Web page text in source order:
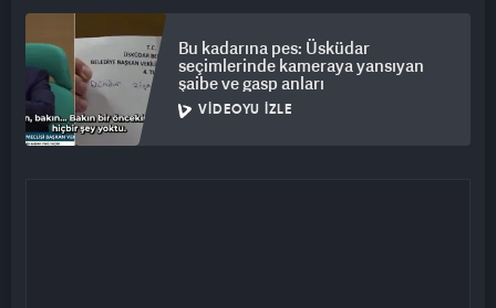
Bu kadarına pes: Üsküdar
seçimlerinde kameraya yansıyan
şaibe ve gasp anları
VIDEOYU İZLE